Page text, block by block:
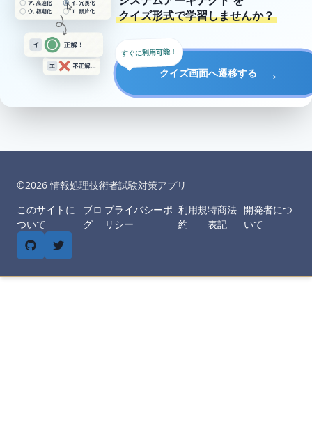
クイズ形式で学習しませんか？
クイズ画面へ遷移する →
すぐに利用可能！
©︎2026情報処理技術者試験対策アプリ
このサイトに
ついて
ブロ
グ
プライバシーポ
リシー
利用規
約
特商法
表記
開発者につ
いて